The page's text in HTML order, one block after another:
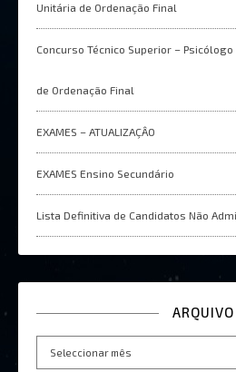
Unitária de Ordenação Final
Concurso Técnico Superior –
de Ordenação Final
EXAMES – ATUALIZAÇÂO
EXAMES Ensino Secundário
Lista Definitiva de Candidatos Não
ARQUIVO
Arquivo